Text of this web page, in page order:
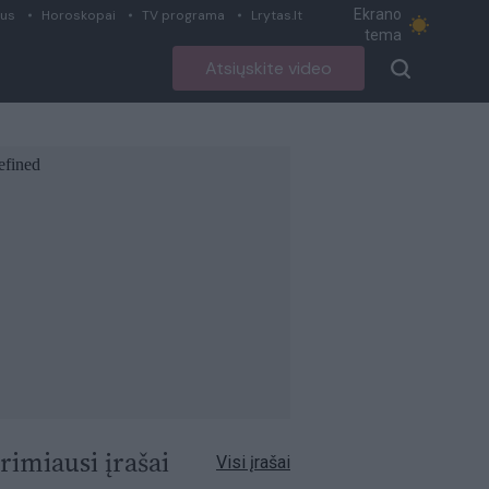
Horoskopai TV programa Lrytas.lt
Ekrano
tema
Atsiųskite video
įrašai Visi įrašai